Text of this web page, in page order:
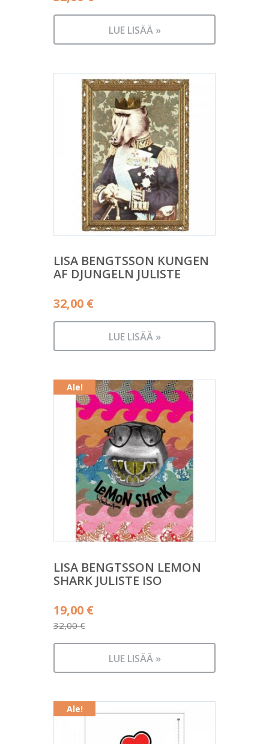
LUE LISÄÄ »
LISA BENGTSSON KUNGEN
AF DJUNGELN JULISTE
32,00 €
LUE LISÄÄ »
Ale!
LISA BENGTSSON LEMON
SHARK JULISTE ISO
32,00€
Alkuperäinen
hinta
oli:
19,00 €
Nykyinen
on:
LUE LISÄÄ »
Ale!